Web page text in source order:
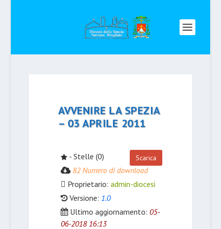
AVVENIRE LA SPEZIA
– 03 APRILE 2011
Scarica
- Stelle (0)
82 Numero di download
Proprietario: admin-diocesi
Versione: 1.0
Ultimo aggiornamento: 05-
06-2018 16:13